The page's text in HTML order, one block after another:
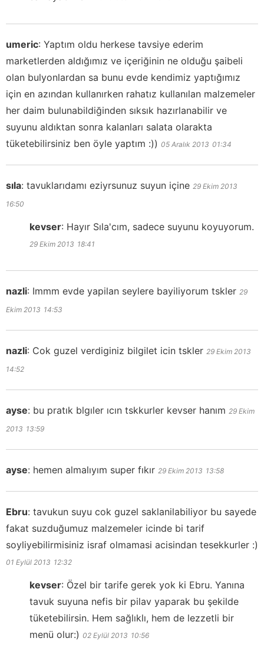
umeric: Yaptım oldu herkese tavsiye ederim
marketlerden aldığımız ve içeriğinin ne olduğu şaibeli
olan bulyonlardan sa bunu evde kendimiz yaptığımız
için en azından kullanırken rahatız kullanılan malzemeler
her daim bulunabildiğinden sıksık hazırlanabilir ve
suyunu aldıktan sonra kalanları salata olarakta
tüketebilirsiniz ben öyle yaptım :)) 05 Aralık 2013 01:34
sıla: tavuklarıdamı eziyrsunuz suyun içine 29 Ekim 2013
16:50
kevser: Hayır Sıla'cım, sadece suyunu koyuyorum.
29 Ekim 2013 18:41
nazli: Immm evde yapilan seylere bayiliyorum tskler 29
Ekim 2013 14:53
nazli: Cok guzel verdiginiz bilgilet icin tskler 29 Ekim 2013
14:52
ayse: bu pratık blgıler ıcın tskkurler kevser hanım 29 Ekim
2013 13:59
ayse: hemen almalıyım super fıkır 29 Ekim 2013 13:58
Ebru: tavukun suyu cok guzel saklanilabiliyor bu sayede
fakat suzduğumuz malzemeler icinde bi tarif
soyliyebilirmisiniz israf olmamasi acisindan tesekkurler :)
01 Eylül 2013 12:32
kevser: Özel bir tarife gerek yok ki Ebru. Yanına
tavuk suyuna nefis bir pilav yaparak bu şekilde
tüketebilirsin. Hem sağlıklı, hem de lezzetli bir
menü olur:) 02 Eylül 2013 10:56